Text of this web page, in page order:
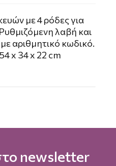
με 4 ρόδες για
λαβή και
αριθμητικό κωδικό.
x 34 x 22 cm
newsletter